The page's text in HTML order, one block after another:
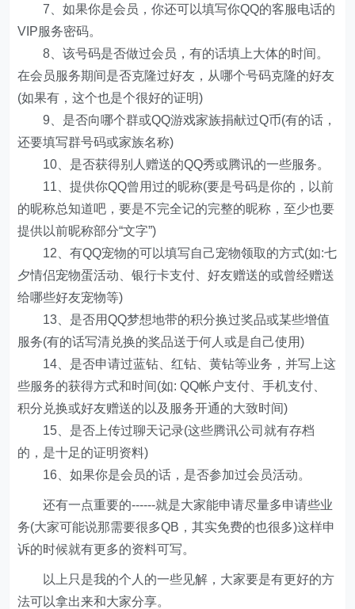
7、如果你是会员，你还可以填写你QQ的客服电话的
VIP服务密码。
8、该号码是否做过会员，有的话填上大体的时间。
在会员服务期间是否克隆过好友，从哪个号码克隆的好友
(如果有，这个也是个很好的证明)
9、是否向哪个群或QQ游戏家族捐献过Q币(有的话，
还要填写群号码或家族名称)
10、是否获得别人赠送的QQ秀或腾讯的一些服务。
11、提供你QQ曾用过的昵称(要是号码是你的，以前
的昵称总知道吧，要是不完全记的完整的昵称，至少也要
提供以前昵称部分“文字”)
12、有QQ宠物的可以填写自己宠物领取的方式(如:七
夕情侣宠物蛋活动、银行卡支付、好友赠送的或曾经赠送
给哪些好友宠物等)
13、是否用QQ梦想地带的积分换过奖品或某些增值
服务(有的话写清兑换的奖品送于何人或是自己使用)
14、是否申请过蓝钻、红钻、黄钻等业务，并写上这
些服务的获得方式和时间(如: QQ帐户支付、手机支付、
积分兑换或好友赠送的以及服务开通的大致时间)
15、是否上传过聊天记录(这些腾讯公司就有存档
的，是十足的证明资料)
16、如果你是会员的话，是否参加过会员活动。
还有一点重要的------就是大家能申请尽量多申请些业
务(大家可能说那需要很多QB，其实免费的也很多)这样申
诉的时候就有更多的资料可写。
以上只是我的个人的一些见解，大家要是有更好的方
法可以拿出来和大家分享。